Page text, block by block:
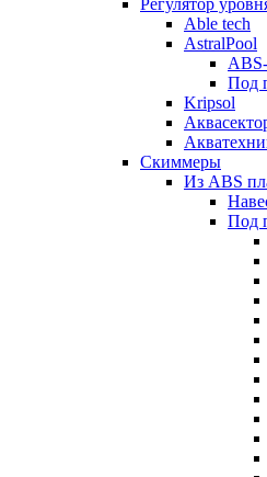
Able tech
AstralPool
Под
Kripsol
Скиммеры
Из ABS
Под